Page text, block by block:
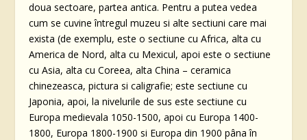
doua sectoare, partea antica. Pentru a putea vedea
cum se cuvine întregul muzeu si alte sectiuni care mai
exista (de exemplu, este o sectiune cu Africa, alta cu
America de Nord, alta cu Mexicul, apoi este o sectiune
cu Asia, alta cu Coreea, alta China – ceramica
chinezeasca, pictura si caligrafie; este sectiune cu
Japonia, apoi, la nivelurile de sus este sectiune cu
Europa medievala 1050-1500, apoi cu Europa 1400-
1800, Europa 1800-1900 si Europa din 1900 pâna în